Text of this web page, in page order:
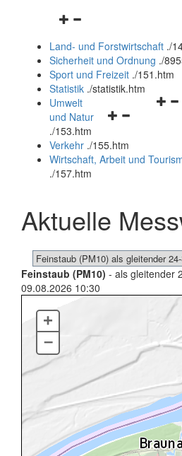
Navigationsmenü
und
schließen
Land- und Forstwirtschaft ./
Sicherheit und Ordnung ./
Sport und Freizeit ./151.htm
Statistik ./statistik.htm
Navigationsmenü
und
schließen
Umwelt
und Natur
./153.htm
Verkehr ./155.htm
Wirtschaft, Arbeit und
./157.htm
Aktuelle
Feinstaub (PM10) - als gleitender
09.08.2026 10:30
+
–